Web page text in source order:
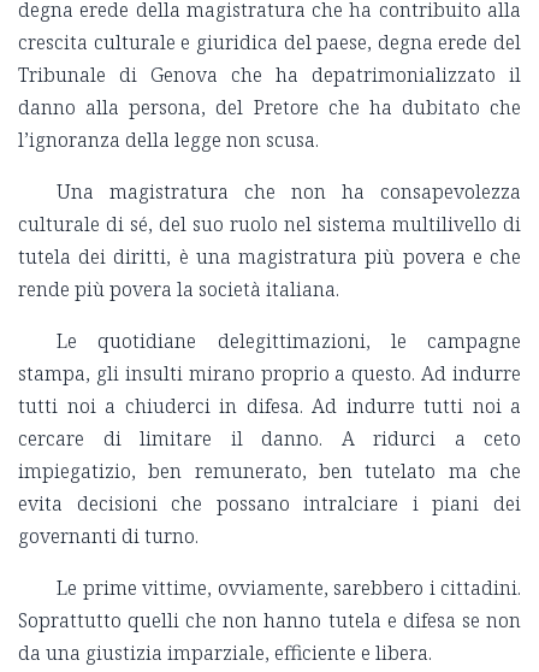
degna erede della magistratura che ha contribuito alla
crescita culturale e giuridica del paese, degna erede del
Tribunale di Genova che ha depatrimonializzato il
danno alla persona, del Pretore che ha dubitato che
l’ignoranza della legge non scusa.
Una magistratura che non ha consapevolezza
culturale di sé, del suo ruolo nel sistema multilivello di
tutela dei diritti, è una magistratura più povera e che
rende più povera la società italiana.
Le quotidiane delegittimazioni, le campagne
stampa, gli insulti mirano proprio a questo. Ad indurre
tutti noi a chiuderci in difesa. Ad indurre tutti noi a
cercare di limitare il danno. A ridurci a ceto
impiegatizio, ben remunerato, ben tutelato ma che
evita decisioni che possano intralciare i piani dei
governanti di turno.
Le prime vittime, ovviamente, sarebbero i cittadini.
Soprattutto quelli che non hanno tutela e difesa se non
da una giustizia imparziale, efficiente e libera.